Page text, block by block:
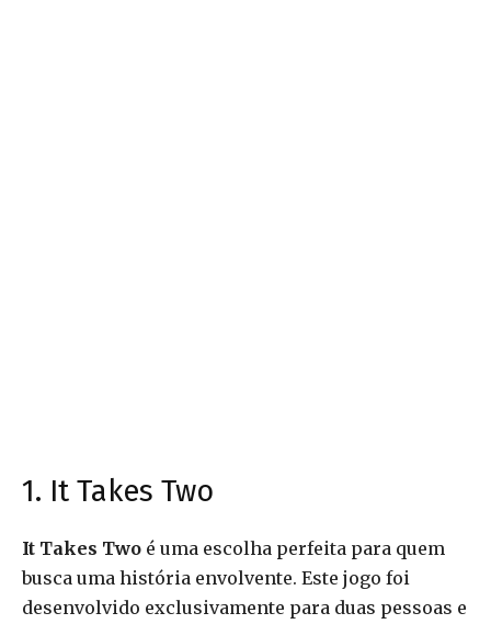
1. It Takes Two
It Takes Two é uma escolha perfeita para quem
busca uma história envolvente. Este jogo foi
desenvolvido exclusivamente para duas pessoas e